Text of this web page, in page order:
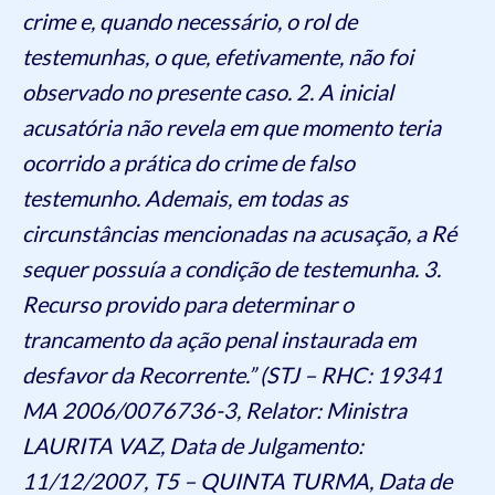
crime e, quando necessário, o rol de
testemunhas, o que, efetivamente, não foi
observado no presente caso. 2. A inicial
acusatória não revela em que momento teria
ocorrido a prática do crime de falso
testemunho. Ademais, em todas as
circunstâncias mencionadas na acusação, a Ré
sequer possuía a condição de testemunha. 3.
Recurso provido para determinar o
trancamento da ação penal instaurada em
desfavor da Recorrente.” (STJ – RHC: 19341
MA 2006/0076736-3, Relator: Ministra
LAURITA VAZ, Data de Julgamento:
11/12/2007, T5 – QUINTA TURMA, Data de